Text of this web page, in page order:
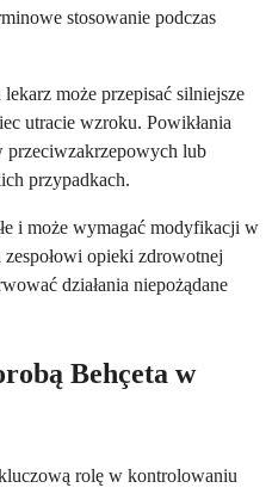
stosowanie podczas
może przepisać silniejsze
utracie wzroku. Powikłania
przeciwzakrzepowych lub
przypadkach.
i może wymagać modyfikacji w
opieki zdrowotnej
działania niepożądane
Behçeta w
rolę w kontrolowaniu